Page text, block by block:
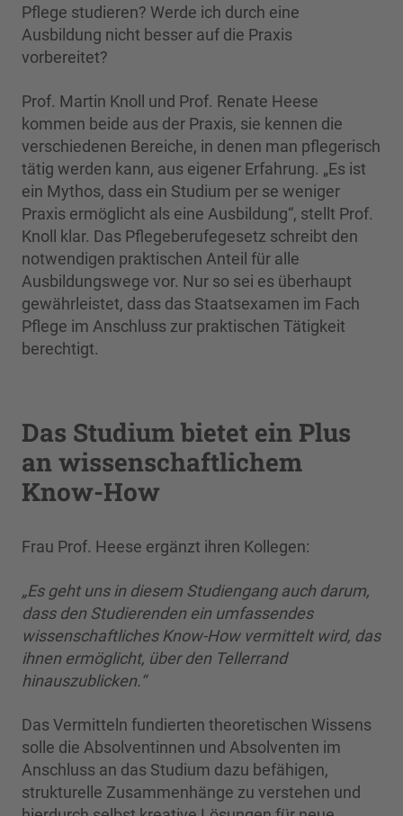
Pflege studieren? Werde ich durch eine
Ausbildung nicht besser auf die Praxis
vorbereitet?
Prof. Martin Knoll und Prof. Renate Heese
kommen beide aus der Praxis, sie kennen die
verschiedenen Bereiche, in denen man pflegerisch
tätig werden kann, aus eigener Erfahrung. „Es ist
ein Mythos, dass ein Studium per se weniger
Praxis ermöglicht als eine Ausbildung“, stellt Prof.
Knoll klar. Das Pflegeberufegesetz schreibt den
notwendigen praktischen Anteil für alle
Ausbildungswege vor. Nur so sei es überhaupt
gewährleistet, dass das Staatsexamen im Fach
Pflege im Anschluss zur praktischen Tätigkeit
berechtigt.
Das Studium bietet ein Plus
an wissenschaftlichem
Know-How
Frau Prof. Heese ergänzt ihren Kollegen:
„Es geht uns in diesem Studiengang auch darum,
dass den Studierenden ein umfassendes
wissenschaftliches Know-How vermittelt wird, das
ihnen ermöglicht, über den Tellerrand
hinauszublicken.“
Das Vermitteln fundierten theoretischen Wissens
solle die Absolventinnen und Absolventen im
Anschluss an das Studium dazu befähigen,
strukturelle Zusammenhänge zu verstehen und